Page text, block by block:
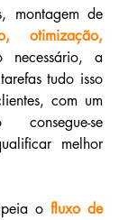
montagem de
otimização,
tudo isso
com um
consegue-se
melhor
o fluxo de